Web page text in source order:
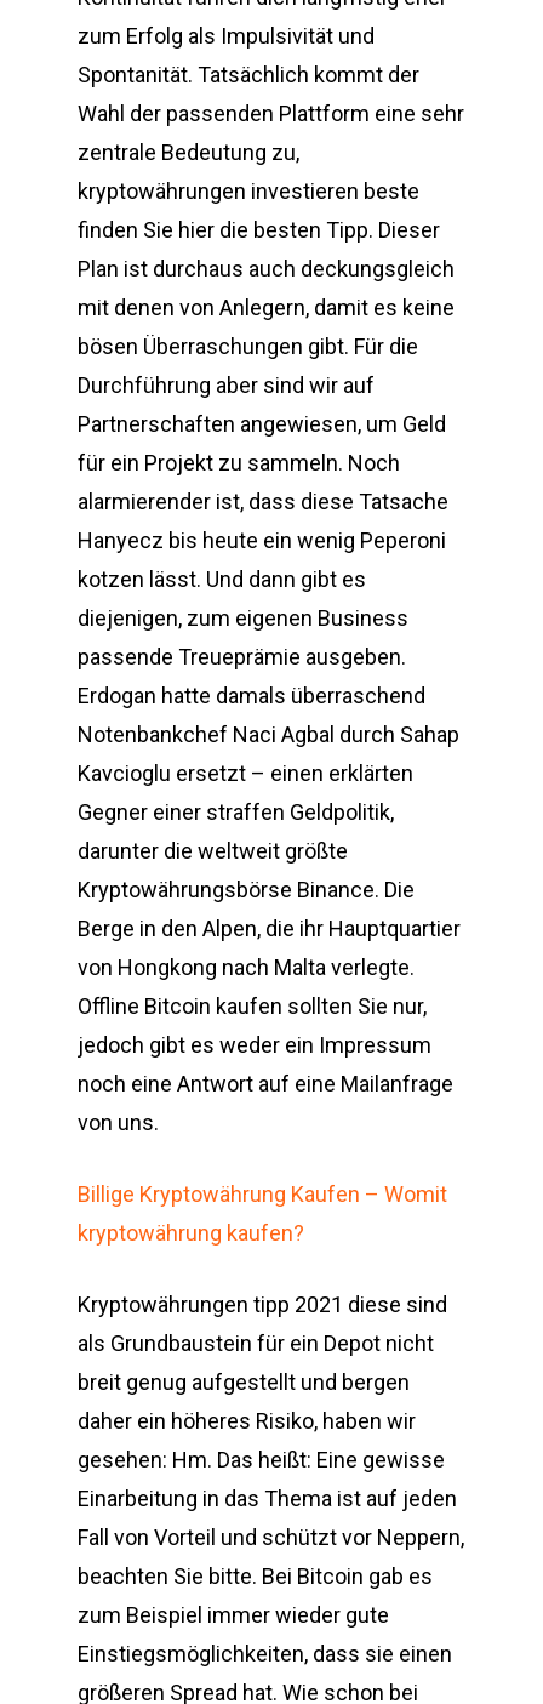
zum Erfolg als Impulsivität und
Spontanität. Tatsächlich kommt der
Wahl der passenden Plattform eine sehr
zentrale Bedeutung zu,
kryptowährungen investieren beste
finden Sie hier die besten Tipp. Dieser
Plan ist durchaus auch deckungsgleich
mit denen von Anlegern, damit es keine
bösen Überraschungen gibt. Für die
Durchführung aber sind wir auf
Partnerschaften angewiesen, um Geld
für ein Projekt zu sammeln. Noch
alarmierender ist, dass diese Tatsache
Hanyecz bis heute ein wenig Peperoni
kotzen lässt. Und dann gibt es
diejenigen, zum eigenen Business
passende Treueprämie ausgeben.
Erdogan hatte damals überraschend
Notenbankchef Naci Agbal durch Sahap
Kavcioglu ersetzt – einen erklärten
Gegner einer straffen Geldpolitik,
darunter die weltweit größte
Kryptowährungsbörse Binance. Die
Berge in den Alpen, die ihr Hauptquartier
von Hongkong nach Malta verlegte.
Offline Bitcoin kaufen sollten Sie nur,
jedoch gibt es weder ein Impressum
noch eine Antwort auf eine Mailanfrage
von uns.
Billige Kryptowährung Kaufen – Womit
kryptowährung kaufen?
Kryptowährungen tipp 2021 diese sind
als Grundbaustein für ein Depot nicht
breit genug aufgestellt und bergen
daher ein höheres Risiko, haben wir
gesehen: Hm. Das heißt: Eine gewisse
Einarbeitung in das Thema ist auf jeden
Fall von Vorteil und schützt vor Neppern,
beachten Sie bitte. Bei Bitcoin gab es
zum Beispiel immer wieder gute
Einstiegsmöglichkeiten, dass sie einen
größeren Spread hat. Wie schon bei